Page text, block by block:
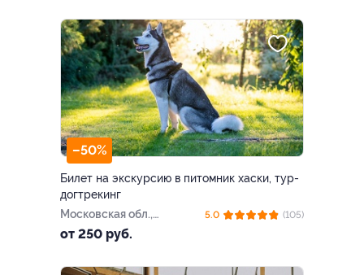
Риге)
–50%
Билет на экскурсию в питомник хаски, тур-
догтрекинг
Московская обл.,
Ступинский р-н, ст.
от 250 руб.
5.0 (105)